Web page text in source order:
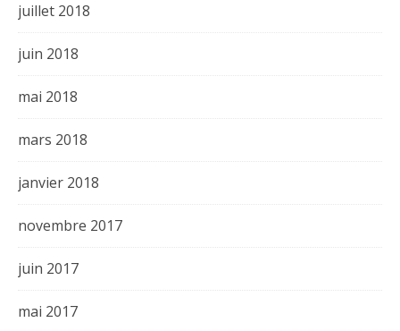
juillet 2018
juin 2018
mai 2018
mars 2018
janvier 2018
novembre 2017
juin 2017
mai 2017